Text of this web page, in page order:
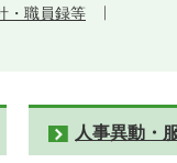
・職員録等
人事異動・